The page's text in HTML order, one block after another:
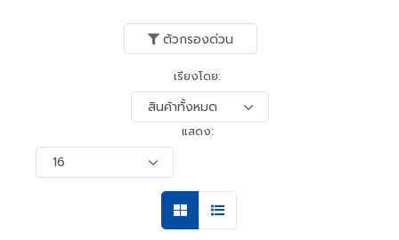
ตัวกรองด่วน
เรียงโดย:
แสดง: